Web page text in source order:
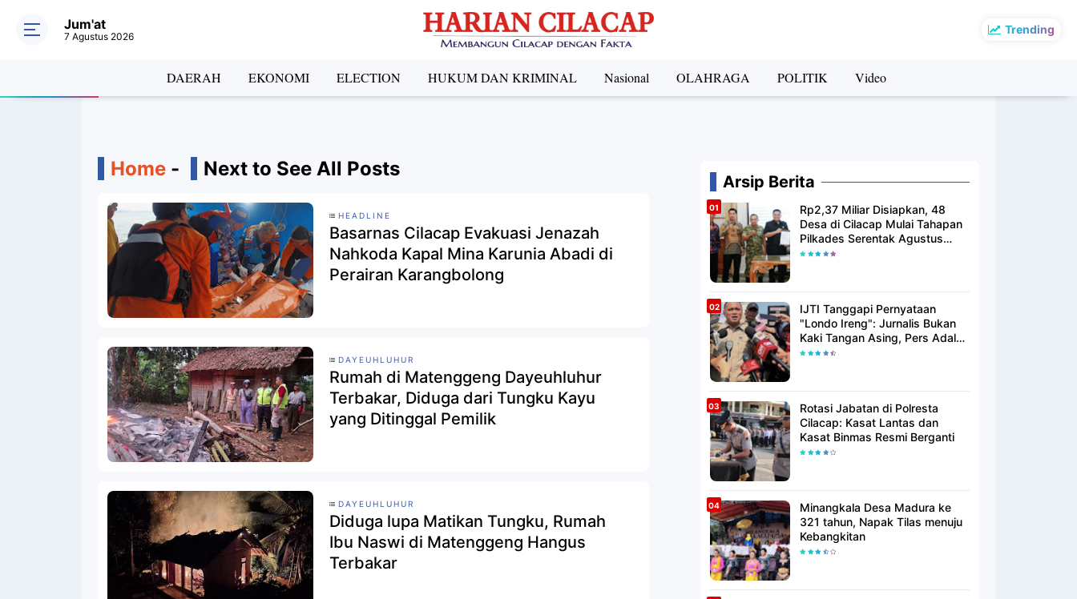
Trending
Jum'at
7 Agustus 2026
DAERAH EKONOMI ELECTION HUKUM DAN KRIMINAL Nasional OLAHRAGA POLITIK Video
Home - Next to See All Posts
HEADLINE
Basarnas Cilacap Evakuasi Jenazah
Nahkoda Kapal Mina Karunia Abadi di
Perairan Karangbolong
DAYEUHLUHUR
Rumah di Matenggeng Dayeuhluhur
Terbakar, Diduga dari Tungku Kayu
yang Ditinggal Pemilik
DAYEUHLUHUR
Diduga lupa Matikan Tungku, Rumah
Ibu Naswi di Matenggeng Hangus
Terbakar
Arsip Berita
Rp2,37 Miliar Disiapkan, 48
Desa di Cilacap Mulai Tahapan
Pilkades Serentak Agustus
2026
IJTI Tanggapi Pernyataan
"Londo Ireng": Jurnalis Bukan
Kaki Tangan Asing, Pers Adalah
Pilar Demokrasi
Rotasi Jabatan di Polresta
Cilacap: Kasat Lantas dan
Kasat Binmas Resmi Berganti
Minangkala Desa Madura ke
321 tahun, Napak Tilas menuju
Kebangkitan